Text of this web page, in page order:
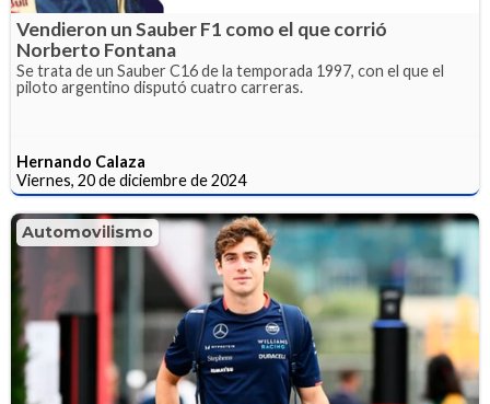
Vendieron un Sauber F1 como el que corrió
Norberto Fontana
Se trata de un Sauber C16 de la temporada 1997, con el que el
piloto argentino disputó cuatro carreras.
Hernando Calaza
Viernes, 20 de diciembre de 2024
Automovilismo